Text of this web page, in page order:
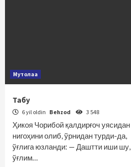
Мутолаа
Табу
6 yil oldin Behzod 3 548
Ҳикоя Чорибой қалдирғоч уясидан
нигоҳини олиб, ўрнидан турди-да,
ўғлига юзланди: — Даштти иши шу,
ўғлим…